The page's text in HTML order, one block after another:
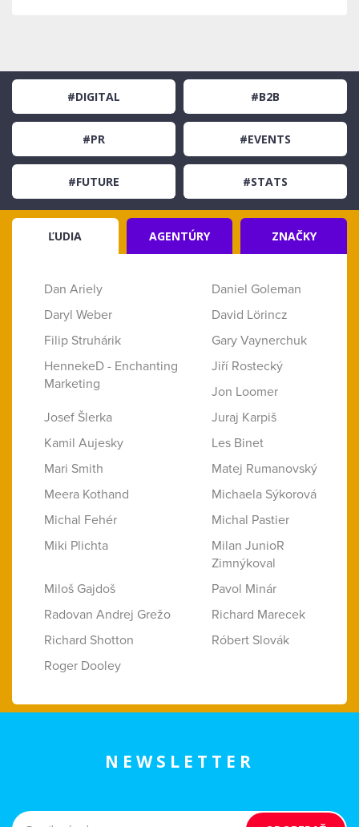
#DIGITAL #B2B
#PR #EVENTS
#FUTURE #STATS
ĽUDIA AGENTÚRY ZNAČKY
Dan Ariely
Daniel Goleman
Daryl Weber
David Lörincz
Filip Struhárik
Gary Vaynerchuk
HennekeD - Enchanting
Marketing
Jiří Rostecký
Jon Loomer
Josef Šlerka
Juraj Karpiš
Kamil Aujesky
Les Binet
Mari Smith
Matej Rumanovský
Meera Kothand
Michaela Sýkorová
Michal Fehér
Michal Pastier
Miki Plichta
Milan JunioR
Zimnýkoval
Miloš Gajdoš
Pavol Minár
Radovan Andrej Grežo
Richard Marecek
Richard Shotton
Róbert Slovák
Roger Dooley
NEWSLETTER